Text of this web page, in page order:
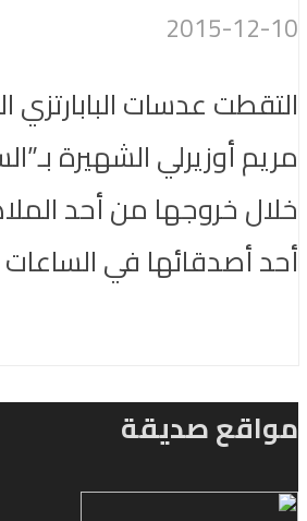
2015-12-10
التقطت عدسات البابارتزي
مريم أوزيرلي الشهيرة
خلال خروجها من أحد
أحد أصدقائها في الساعات
مواقع صديقة